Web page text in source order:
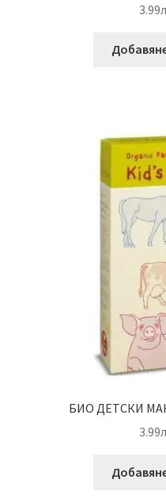
3.99
БИО ДЕТСКИ
3.99